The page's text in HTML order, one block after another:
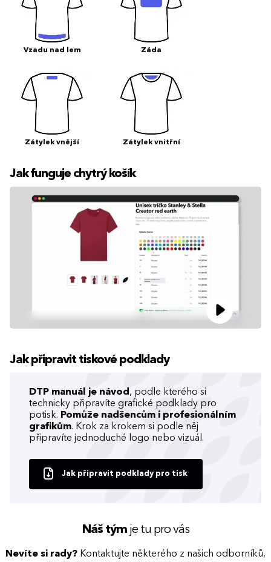
Vzadu nad lem Záda
Zátylek vnější Zátylek vnitřní
Jak funguje chytrý košík
Jak připravit tiskové podklady
DTP manuál je návod , podle kterého si
technicky připravíte grafické podklady pro
potisk. Pomůže nadšencům i profesionálním
grafikům. Krok za krokem si podle něj
připravíte jednoduché logo nebo vizuál.
Jak připravit podklady pro tisk
Náš týmje tu pro vás
Nevíte si rady? Kontaktujte některého z našich odborníků,